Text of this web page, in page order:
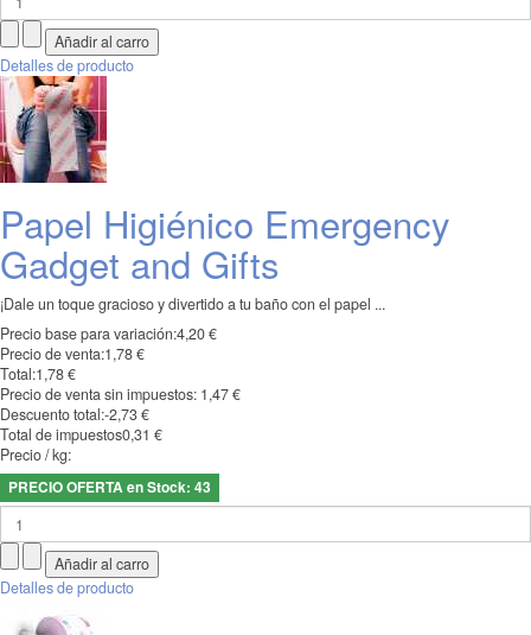
Detalles de producto
Papel Higiénico Emergency
Gadget and Gifts
¡Dale un toque gracioso y divertido a tu baño con el papel ...
Precio base para variación:4,20 €
Precio de venta:1,78 €
Total:1,78 €
Precio de venta sin impuestos: 1,47 €
Descuento total:-2,73 €
Total de impuestos0,31 €
Precio / kg:
PRECIO OFERTA en Stock: 43
Detalles de producto